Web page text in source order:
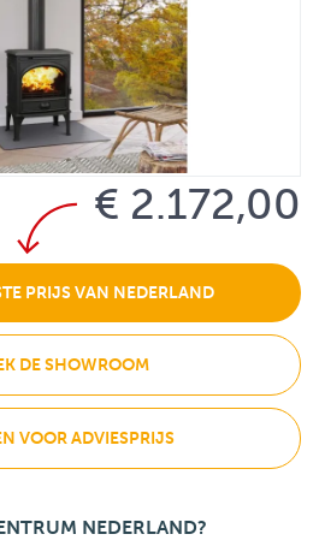
€ 2.172,00
PRIJS VAN NEDERLAND
DE SHOWROOM
VOOR ADVIESPRIJS
NEDERLAND?